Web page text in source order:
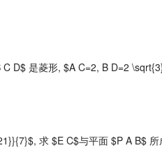
D$ 是菱形, $A C=2, B D=2
求 $E C$与平面 $P A B$